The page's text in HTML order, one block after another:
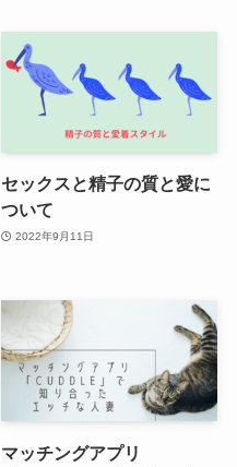
セックスと精子の質と愛に
ついて
2022年9月11日
マッチングアプリ